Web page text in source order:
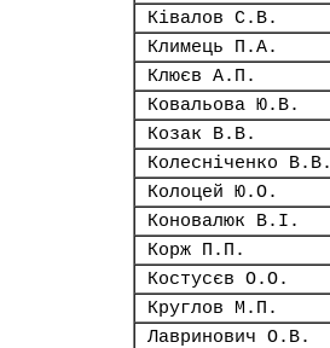
Ківалов С.В.
Климець П.А.
Клюєв А.П.
Ковальова Ю.В.
Козак В.В.
Колесніченко В.В.
Колоцей Ю.О.
Коновалюк В.І.
Корж П.П.
Костусєв О.О.
Круглов М.П.
Лавринович О.В.